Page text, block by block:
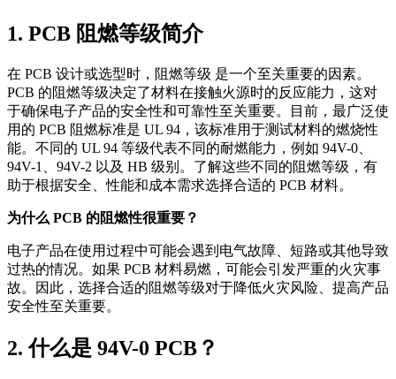
1. PCB 阻燃等级简介
在 PCB 设计或选型时，阻燃等级 是一个至关重要的因素。
PCB 的阻燃等级决定了材料在接触火源时的反应能力，这对
于确保电子产品的安全性和可靠性至关重要。目前，最广泛使
用的 PCB 阻燃标准是 UL 94，该标准用于测试材料的燃烧性
能。不同的 UL 94 等级代表不同的耐燃能力，例如 94V-0、
94V-1、94V-2 以及 HB 级别。了解这些不同的阻燃等级，有
助于根据安全、性能和成本需求选择合适的 PCB 材料。
为什么 PCB 的阻燃性很重要？
电子产品在使用过程中可能会遇到电气故障、短路或其他导致
过热的情况。如果 PCB 材料易燃，可能会引发严重的火灾事
故。因此，选择合适的阻燃等级对于降低火灾风险、提高产品
安全性至关重要。
2. 什么是 94V-0 PCB？